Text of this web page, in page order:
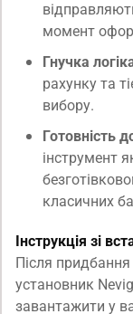
момент
Гнучка
рахунку та
вибору.
Готовність
інструмент
класичних
Інструкція зі
Після
установник
завантажити у